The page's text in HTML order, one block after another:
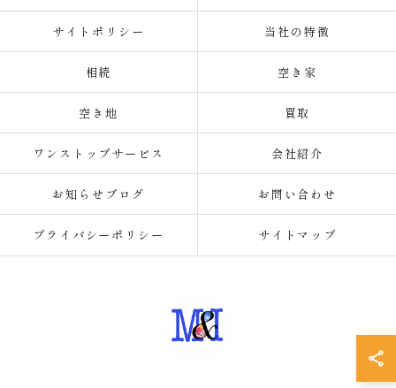
サイトポリシー 当社の特徴
相続 空き家
空き地 買取
ワンストップサービス 会社紹介
お知らせブログ お問い合わせ
プライバシーポリシー サイトマップ